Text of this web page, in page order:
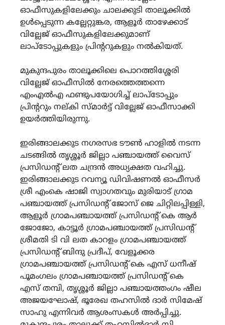
ഓഫീസുകളിലേക്കും ചാലക്കുടി താലൂക്കിൽ
ഉൾപ്പെടുന്ന കല്ലേറ്റുങ്കര, ആളൂർ താഴേക്കാട്
വില്ലേജ് ഓഫീസുകളിലേക്കുമാണ്
ലാപ്ടോപ്പുകളും പ്രിൻ്ററുകളും നൽകിയത്.
മുകുന്ദപുരം താലൂക്കിലെ പൊറത്തിശ്ശേരി
വില്ലേജ് ഓഫീസിൽ നേരത്തെത്തന്നെ
എംഎൽഎ ഫണ്ടുപയോഗിച്ച് ലാപ്ടോപ്പും
പ്രിൻ്ററും നല്കി സ്മാർട്ട് വില്ലേജ് ഓഫീസാക്കി
ഉയർത്തിയിരുന്നു.
ഇരിങ്ങാലക്കുട നഗരസഭ ടൗൺ ഹാളിൽ നടന്ന
ചടങ്ങിൽ തൃശ്ശൂർ ജില്ലാ പഞ്ചായത്ത് വൈസ്
പ്രസിഡന്റ് ലത ചന്ദ്രൻ അധ്യക്ഷത വഹിച്ചു.
ഇരിങ്ങാലക്കുട റവന്യൂ ഡിവിഷണൽ ഓഫീസർ
ശ്രീ എംകെ ഷാജി സ്വാഗതവും മുരിയാട് ഗ്രാമ
പഞ്ചായത്ത് പ്രസിഡന്റ് ജോസ് ജെ ചിറ്റിലപ്പിള്ളി,
ആളൂർ ഗ്രാമപഞ്ചായത്ത് പ്രസിഡന്റ് കെ ആർ
ജോജോ, കാട്ടൂർ ഗ്രാമപഞ്ചായത്ത് പ്രസിഡൻ്റ്
ശ്രീമതി ടി വി ലത കാറളം ഗ്രാമപഞ്ചായത്ത്
പ്രസിഡന്റ് ബിന്ദു പ്രദീപ്, വേളൂക്കര
ഗ്രാമപഞ്ചായത്ത് പ്രസിഡൻ്റ് കെ എസ് ധനീഷ്
പൂമംഗലം ഗ്രാമപഞ്ചായത്ത് പ്രസിഡന്റ് കെ
എസ് തമ്പി, തൃശ്ശൂർ ജില്ലാ പഞ്ചായത്തംഗം ഷീല
അജയഘോഷ്, ഭൂരേഖ തഹസിൽ ദാർ സിമേഷ്
സാഹു എന്നിവർ ആശംസകൾ അർപ്പിച്ചു.